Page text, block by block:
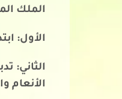
الملك
الأول:
الثاني:
الأنعام